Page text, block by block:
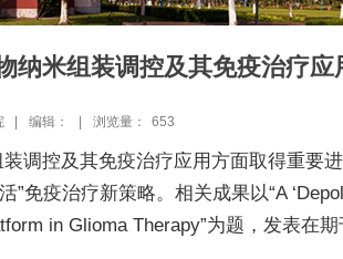
米组装调控及其免疫治疗应
| 编辑： | 浏览量： 653
调控及其免疫治疗应用方面取得重要
免疫治疗新策略。相关成果以“A
in Glioma Therapy”为题，发表在期